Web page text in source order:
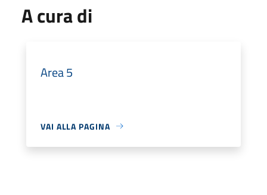
A cura di
Area 5
VAI ALLA PAGINA